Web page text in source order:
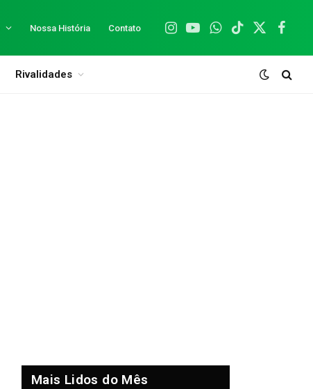
Nossa História Contato
Instagram
YouTubeWhatsApp
TikTok
X
Rivalidades
Mais Lidos do Mês